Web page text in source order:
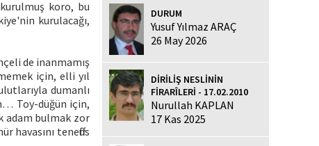
koro, bu
kurulacağı,
de inanmamış
için, elli yıl
dumanlı
Toy-düğün için,
adam bulmak zor
havasını teneffüs
DURUM
Yusuf Yılmaz ARAÇ
26 May 2026
DİRİLİŞ NESLİNİN
FİRARÎLERİ - 17.02.2010
Nurullah KAPLAN
17 Kas 2025